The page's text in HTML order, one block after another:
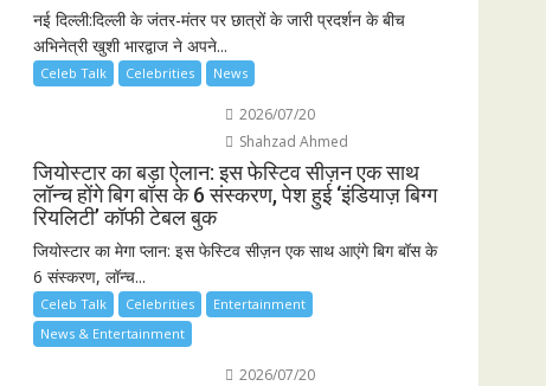
नई दिल्ली:दिल्ली के जंतर-मंतर पर छात्रों के जारी प्रदर्शन के बीच
अभिनेत्री खुशी भारद्वाज ने अपने...
Celeb Talk Celebrities News
2026/07/20
Shahzad Ahmed
जियोस्टार का बड़ा ऐलान: इस फेस्टिव सीज़न एक साथ
लॉन्च होंगे बिग बॉस के 6 संस्करण, पेश हुई ‘इंडियाज़ बिग्ग
रियलिटी’ कॉफी टेबल बुक
जियोस्टार का मेगा प्लान: इस फेस्टिव सीज़न एक साथ आएंगे बिग बॉस के
6 संस्करण, लॉन्च...
Celeb Talk Celebrities
Entertainment
News & Entertainment
2026/07/20